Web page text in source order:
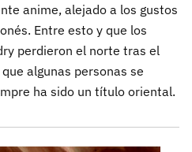
anime, alejado a los gustos
Entre esto y que los
perdieron el norte tras el
algunas personas se
ha sido un título oriental.